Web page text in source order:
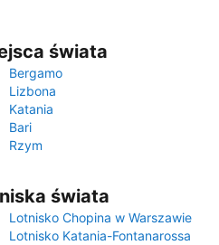
świata
Bergamo
Lizbona
Katania
Bari
Rzym
świata
Lotnisko Chopina w Warszawie
Lotnisko Katania-Fontanarossa